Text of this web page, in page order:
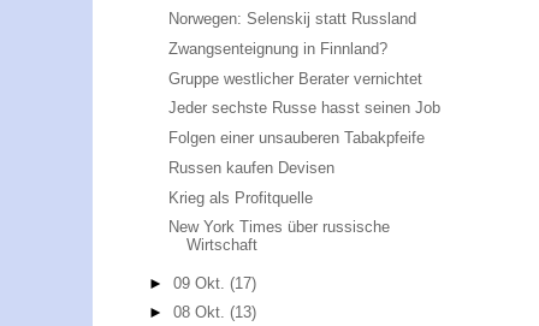
Norwegen: Selenskij statt Russland
Zwangsenteignung in Finnland?
Gruppe westlicher Berater vernichtet
Jeder sechste Russe hasst seinen Job
Folgen einer unsauberen Tabakpfeife
Russen kaufen Devisen
Krieg als Profitquelle
New York Times über russische
Wirtschaft
►09 Okt.(17)
►08 Okt.(13)